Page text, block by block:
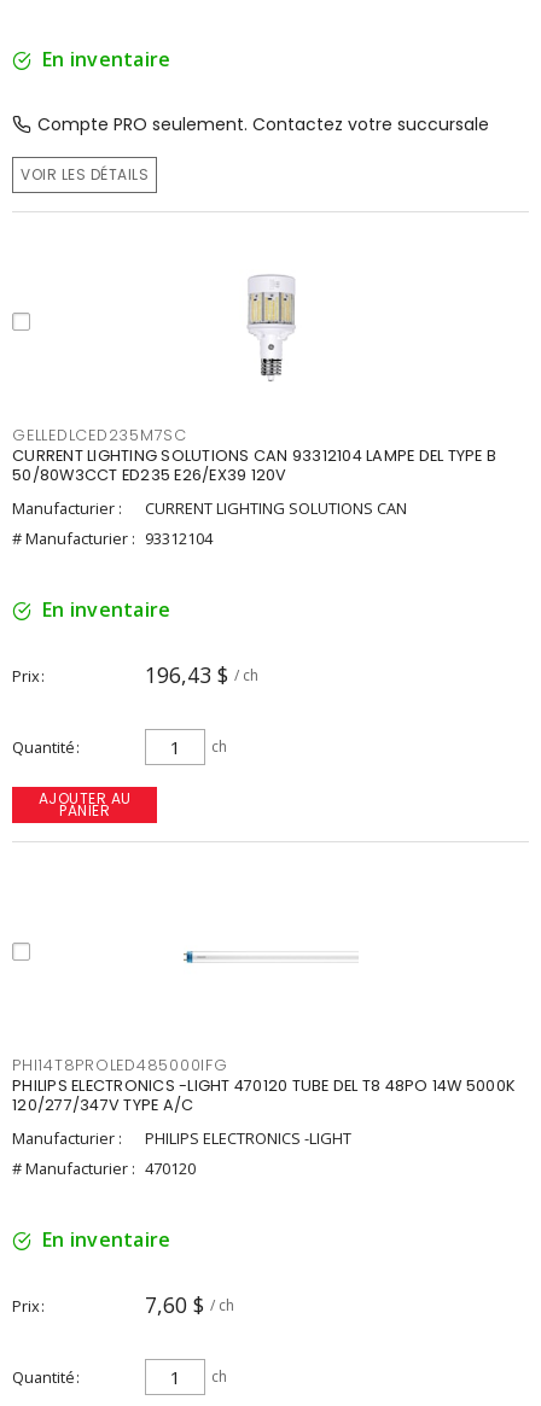
En inventaire
Compte PRO seulement. Contactez votre succursale
VOIR LES DÉTAILS
GELLEDLCED235M7SC
CURRENT LIGHTING SOLUTIONS CAN 93312104 LAMPE DEL TYPE B
50/80W3CCT ED235 E26/EX39 120V
Manufacturier :
CURRENT LIGHTING SOLUTIONS CAN
# Manufacturier : 93312104
En inventaire
Prix 196,43 $ / ch
Quantité ch
AJOUTER AU
PANIER
PHI14T8PROLED485000IFG
PHILIPS ELECTRONICS -LIGHT 470120 TUBE DEL T8 48PO 14W 5000K
120/277/347V TYPE A/C
Manufacturier :
PHILIPS ELECTRONICS -LIGHT
# Manufacturier : 470120
En inventaire
Prix 7,60 $ / ch
Quantité ch